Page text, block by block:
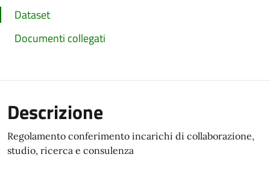
Dataset
Documenti collegati
Descrizione
Regolamento conferimento incarichi di collaborazione,
studio, ricerca e consulenza